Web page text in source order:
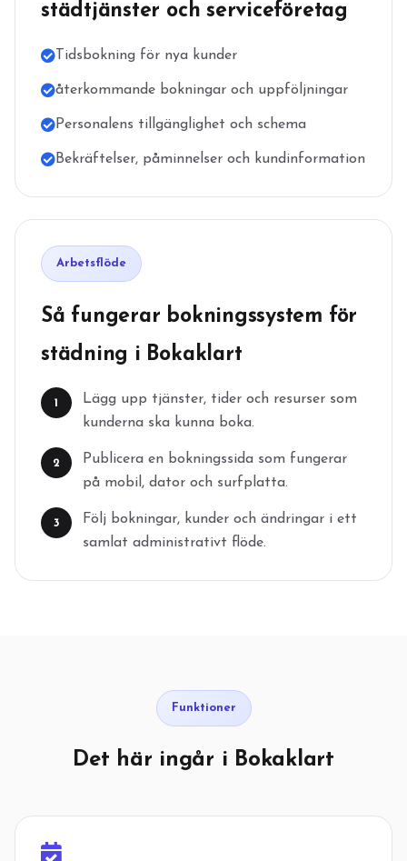
städtjänster och serviceföretag
Tidsbokning för nya kunder
återkommande bokningar och uppföljningar
Personalens tillgänglighet och schema
Bekräftelser, påminnelser och kundinformation
Arbetsflöde
Så fungerar bokningssystem för
städning i Bokaklart
1
Lägg upp tjänster, tider och resurser som
kunderna ska kunna boka.
2
Publicera en bokningssida som fungerar
på mobil, dator och surfplatta.
3
Följ bokningar, kunder och ändringar i ett
samlat administrativt flöde.
Funktioner
Det här ingår i Bokaklart